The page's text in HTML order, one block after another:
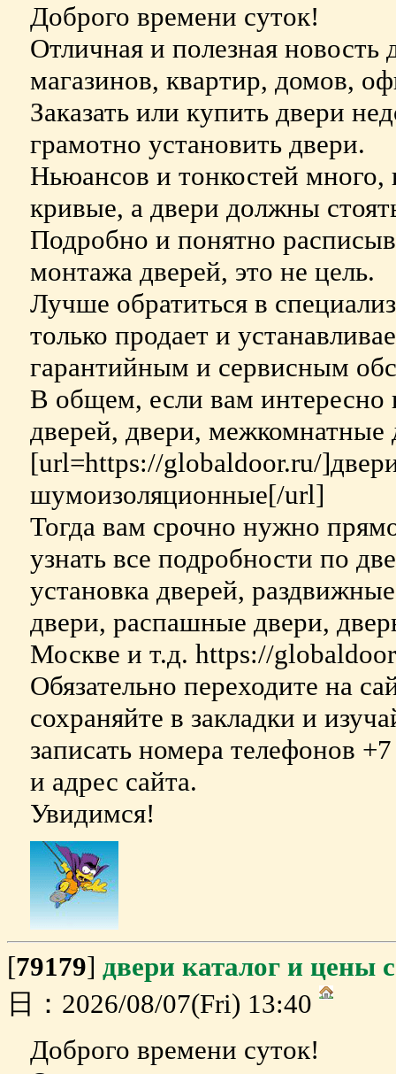
Доброго времени суток!
Отличная и полезная новость
магазинов, квартир, домов,
Заказать или купить двери
грамотно установить двери.
Ньюансов и тонкостей
кривые, а двери должны
Подробно и понятно
монтажа дверей, это не цель.
Лучше обратиться в
только продает и
гарантийным и сервисным
В общем, если вам интересно
дверей, двери, межкомнатные
[url=https://globaldoor.ru/
шумоизоляционные[/url]
Тогда вам срочно нужно
узнать все подробности по
установка дверей,
двери, распашные двери,
Москве и т.д. https://
Обязательно переходите на
сохраняйте в закладки и
записать номера телефонов
и адрес сайта.
Увидимся!
[79179] двери каталог и цены
日：2026/08/07(Fri) 13:40
Доброго времени суток!